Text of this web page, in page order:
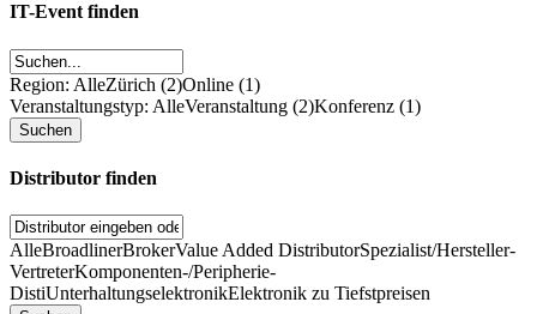
IT-Event finden
Region: AlleZürich (2)Online (1)
Veranstaltungstyp: AlleVeranstaltung (2)Konferenz (1)
Distributor finden
AlleBroadlinerBrokerValue Added DistributorSpezialist/Hersteller-
VertreterKomponenten-/Peripherie-
DistiUnterhaltungselektronikElektronik zu Tiefstpreisen